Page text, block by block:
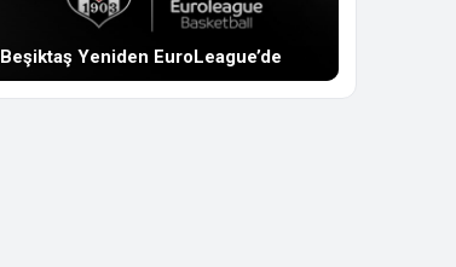
Beşiktaş Yeniden EuroLeague’de